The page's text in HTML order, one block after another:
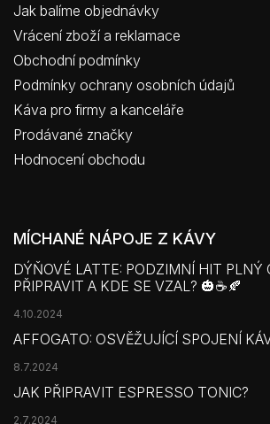
Jak balíme objednávky
Vrácení zboží a reklamace
Obchodní podmínky
Podmínky ochrany osobních údajů
Káva pro firmy a kanceláře
Prodávané značky
Hodnocení obchodu
MÍCHANÉ NÁPOJE Z KÁVY
DÝŇOVÉ LATTE: PODZIMNÍ HIT PLNÝ
PŘIPRAVIT A KDE SE VZAL? 🎃☕🍂
4.10.2024
AFFOGATO: OSVĚŽUJÍCÍ SPOJENÍ
8.7.2024
JAK PŘIPRAVIT ESPRESSO TONIC?
2.7.2024